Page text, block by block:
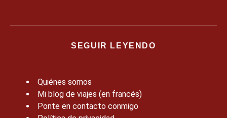
SEGUIR LEYENDO
Quiénes somos
Mi blog de viajes (en francés)
Ponte en contacto conmigo